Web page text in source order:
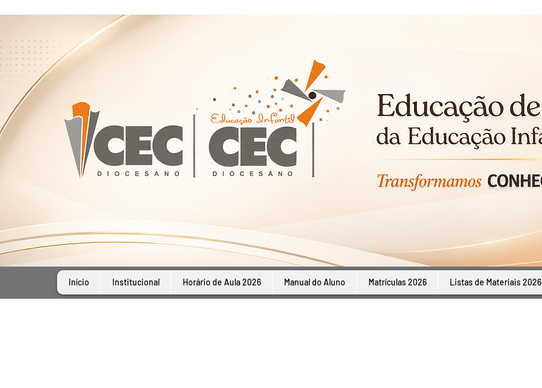
Início Institucional Horário de Aula 2026 Manual do Aluno Matrículas 2026 Listas de Materiais 2026